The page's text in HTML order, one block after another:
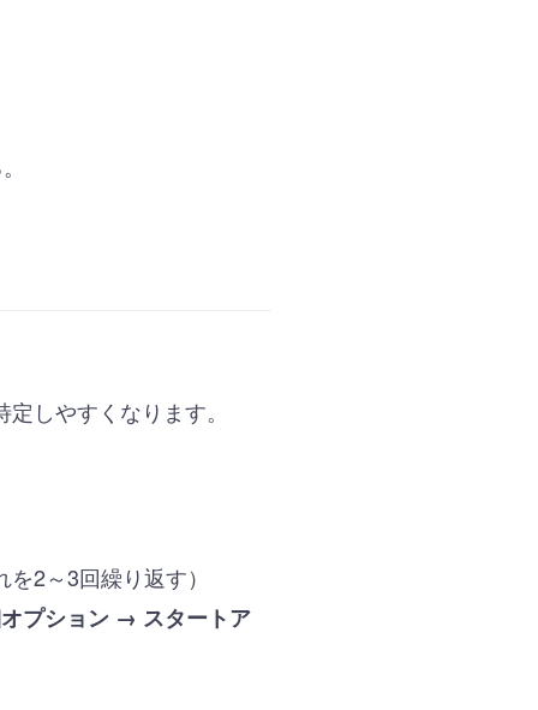
しやすくなります。
2～3回繰り返す）
プション → スタートア